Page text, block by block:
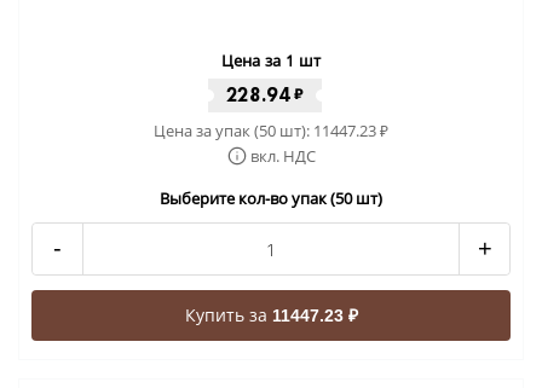
Цена за 1 шт
228.94₽
Цена за упак (50 шт): 11447.23₽
вкл. НДС
Выберите кол-во упак (50 шт)
- +
Купить за 11447.23 ₽